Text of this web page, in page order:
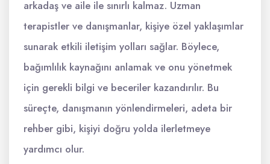
arkadaş ve aile ile sınırlı kalmaz. Uzman
terapistler ve danışmanlar, kişiye özel yaklaşımlar
sunarak etkili iletişim yolları sağlar. Böylece,
bağımlılık kaynağını anlamak ve onu yönetmek
için gerekli bilgi ve beceriler kazandırılır. Bu
süreçte, danışmanın yönlendirmeleri, adeta bir
rehber gibi, kişiyi doğru yolda ilerletmeye
yardımcı olur.